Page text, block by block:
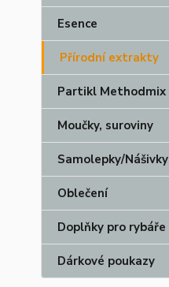
Esence
Přírodní extrakty
Partikl Methodmix
Moučky, suroviny
Samolepky/Nášivky
Oblečení
Doplňky pro rybáře
Dárkové poukazy